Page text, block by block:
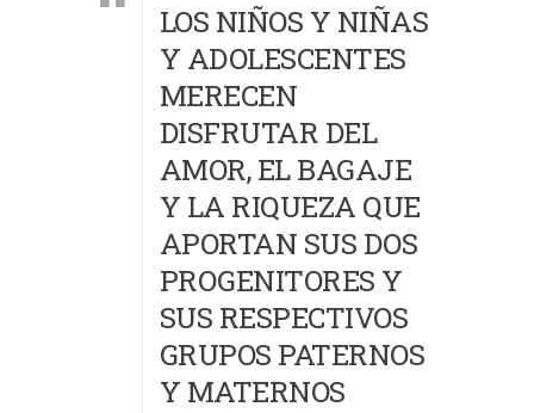
LOS NIÑOS Y NIÑAS
Y ADOLESCENTES
MERECEN
DISFRUTAR DEL
AMOR, EL BAGAJE
Y LA RIQUEZA QUE
APORTAN SUS DOS
PROGENITORES Y
SUS RESPECTIVOS
GRUPOS PATERNOS
Y MATERNOS